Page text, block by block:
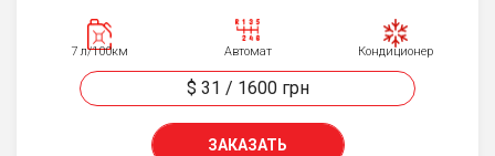
7 л/100км Автомат Кондиционер
$ 31 / 1600 грн
ЗАКАЗАТЬ